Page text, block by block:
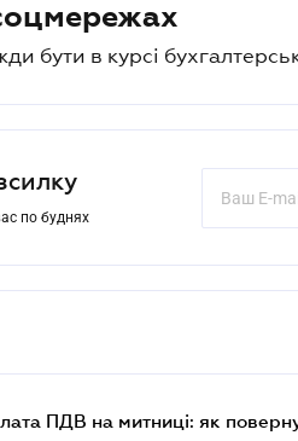
бути в курсі
по буднях
ПДВ на митниці: як